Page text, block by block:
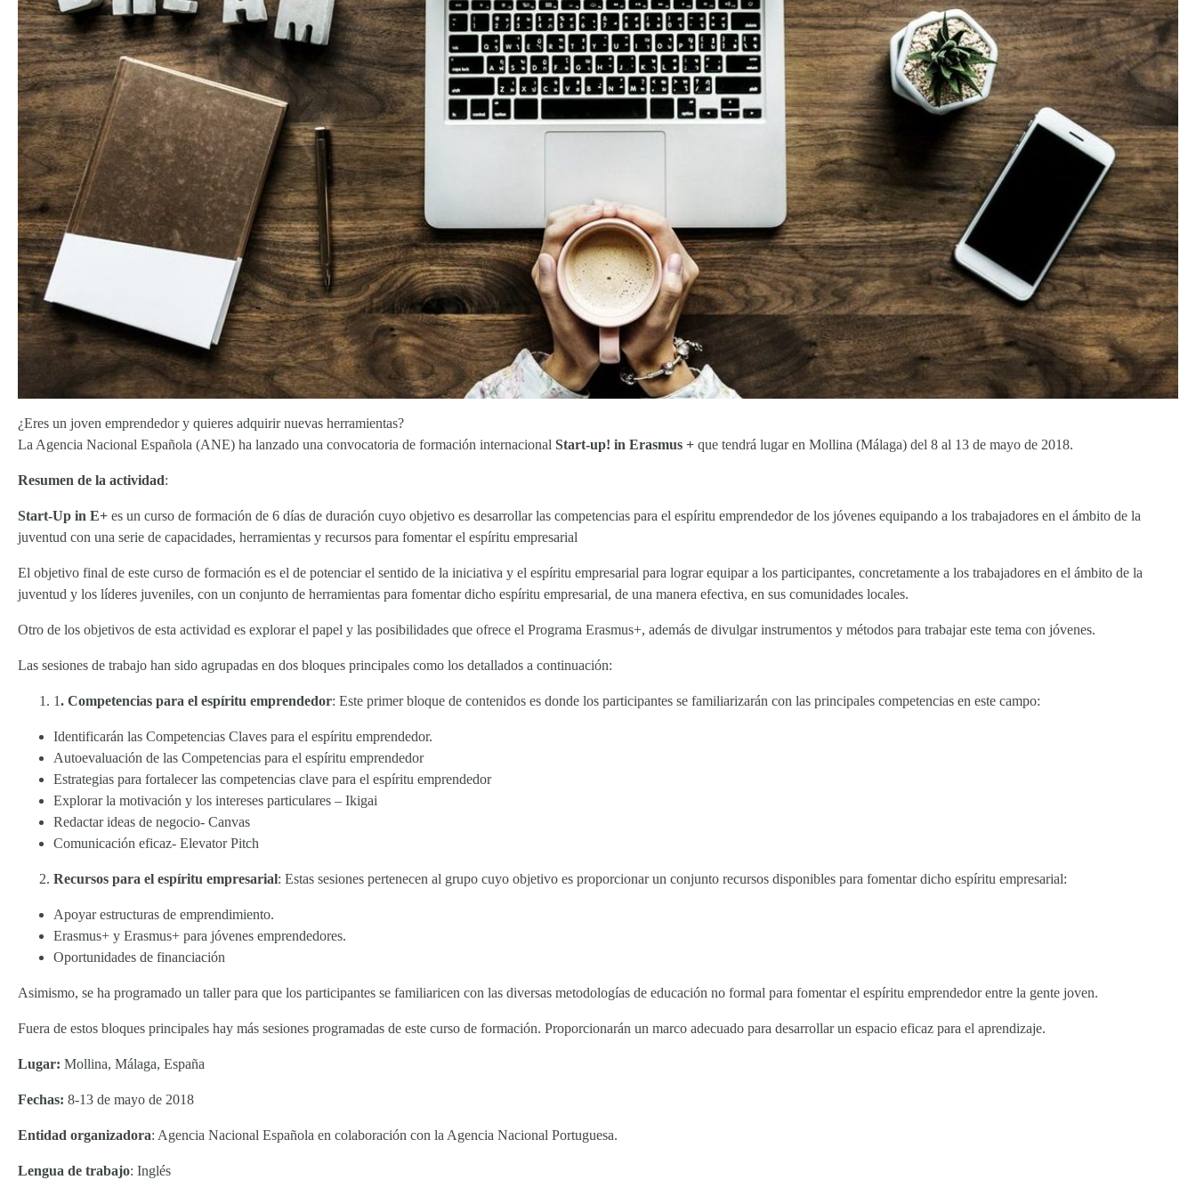
¿Eres un joven emprendedor y quieres adquirir nuevas herramientas?
La Agencia Nacional Española (ANE) ha lanzado una convocatoria de formación internacional Start-up! in Erasmus + que tendrá lugar en Mollina (Málaga) del 8 al 13 de mayo de 2018.
Resumen de la actividad:
Start-Up in E+ es un curso de formación de 6 días de duración cuyo objetivo es desarrollar las competencias para el espíritu emprendedor de los jóvenes equipando a los trabajadores en el ámbito de la
juventud con una serie de capacidades, herramientas y recursos para fomentar el espíritu empresarial
El objetivo final de este curso de formación es el de potenciar el sentido de la iniciativa y el espíritu empresarial para lograr equipar a los participantes, concretamente a los trabajadores en el ámbito de la
juventud y los líderes juveniles, con un conjunto de herramientas para fomentar dicho espíritu empresarial, de una manera efectiva, en sus comunidades locales.
Otro de los objetivos de esta actividad es explorar el papel y las posibilidades que ofrece el Programa Erasmus+, además de divulgar instrumentos y métodos para trabajar este tema con jóvenes.
Las sesiones de trabajo han sido agrupadas en dos bloques principales como los detallados a continuación:
1. Competencias para el espíritu emprendedor: Este primer bloque de contenidos es donde los participantes se familiarizarán con las principales competencias en este campo:
Identificarán las Competencias Claves para el espíritu emprendedor.
Autoevaluación de las Competencias para el espíritu emprendedor
Estrategias para fortalecer las competencias clave para el espíritu emprendedor
Explorar la motivación y los intereses particulares – Ikigai
Redactar ideas de negocio- Canvas
Comunicación eficaz- Elevator Pitch
Recursos para el espíritu empresarial: Estas sesiones pertenecen al grupo cuyo objetivo es proporcionar un conjunto recursos disponibles para fomentar dicho espíritu empresarial:
Apoyar estructuras de emprendimiento.
Erasmus+ y Erasmus+ para jóvenes emprendedores.
Oportunidades de financiación
Asimismo, se ha programado un taller para que los participantes se familiaricen con las diversas metodologías de educación no formal para fomentar el espíritu emprendedor entre la gente joven.
Fuera de estos bloques principales hay más sesiones programadas de este curso de formación. Proporcionarán un marco adecuado para desarrollar un espacio eficaz para el aprendizaje.
Lugar: Mollina, Málaga, España
Fechas: 8-13 de mayo de 2018
Entidad organizadora: Agencia Nacional Española en colaboración con la Agencia Nacional Portuguesa.
Lengua de trabajo: Inglés